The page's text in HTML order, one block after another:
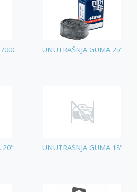
UNUTRAŠNJA GUMA 26"
20" UNUTRAŠNJA GUMA 18"